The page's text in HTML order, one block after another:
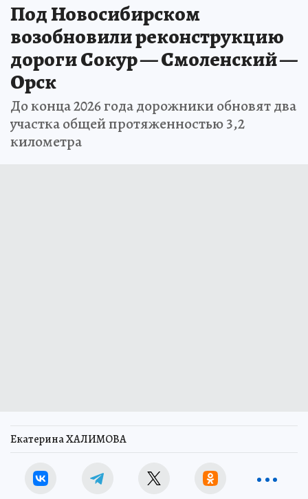
Под Новосибирском
возобновили реконструкцию
дороги Сокур — Смоленский —
Орск
До конца 2026 года дорожники обновят два
участка общей протяженностью 3,2
километра
Екатерина ХАЛИМОВА